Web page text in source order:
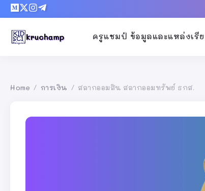
ครูแชมป์ ข้อมูลและแหล่งเรี
Home / การเงิน / สลากออมสิน สลากออมทรัพย์ ธกส.